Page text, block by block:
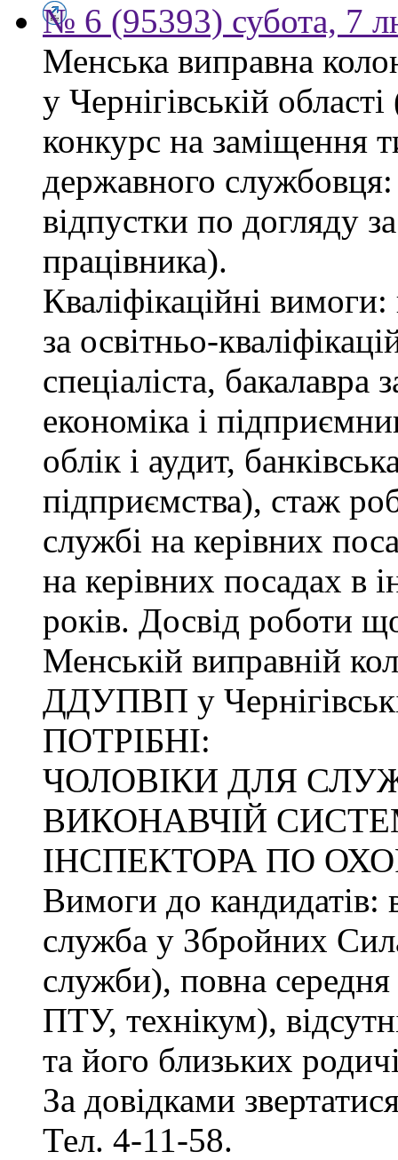
№ 6 (95393) субота, 7
Менська виправна
у Чернігівській
конкурс на заміщення
державного
відпустки по догляду
працівника).
Кваліфікаційні
за освітньо-
спеціаліста,
економіка і
облік і аудит,
підприємства), стаж
службі на керівних
на керівних посадах в
років. Досвід роботи
Менській виправній
ДДУПВП у
ПОТРІБНІ:
ЧОЛОВІКИ ДЛЯ
ВИКОНАВЧІЙ
ІНСПЕКТОРА ПО
Вимоги до кандидатів:
служба у Збройних
служби), повна середня
ПТУ, технікум),
та його близьких
За довідками
Тел. 4-11-58.